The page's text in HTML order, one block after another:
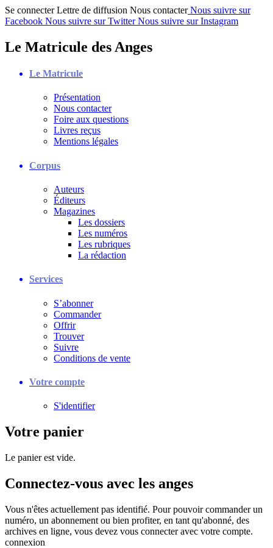
Se connecter Lettre de diffusion Nous contacter Nous suivre sur
Facebook Nous suivre sur Twitter Nous suivre sur Instagram
Le Matricule des Anges
Le Matricule
Présentation
Nous contacter
Foire aux questions
Livres reçus
Mentions légales
Corpus
Auteurs
Éditeurs
Magazines
Les dossiers
Les numéros
Les rubriques
La rédaction
Services
S’abonner
Commander
Offrir
Trouver
Suivre
Conditions de vente
Votre compte
S'identifier
Votre panier
Le panier est vide.
Connectez-vous avec les anges
Vous n'êtes actuellement pas identifié. Pour pouvoir commander un
numéro, un abonnement ou bien profiter, en tant qu'abonné, des
archives en ligne, vous devez vous connecter avec votre compte.
connexion